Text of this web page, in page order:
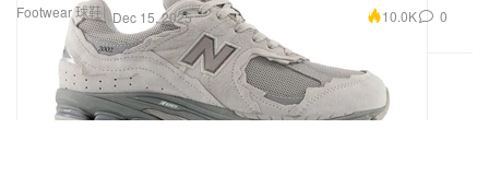
Footwear 球鞋 Dec 15, 2025 10.0K 0